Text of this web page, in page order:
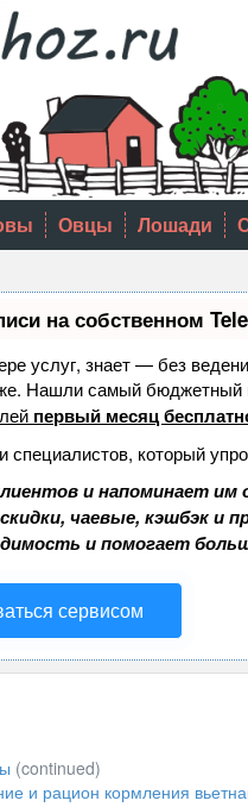
Овцы Лошади
на собственном
услуг, знает — без
Нашли самый бюджетный
первый месяц
специалистов, который
и напоминает им
чаевые, кэшбэк и
и помогает
сервисом
(continued)
и рацион кормления